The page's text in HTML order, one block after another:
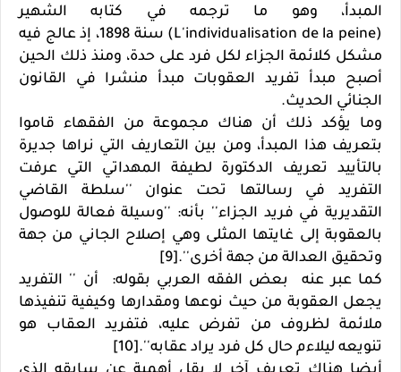
المبدأ، وهو ما ترجمه في كتابه الشهير
(L'individualisation de la peine) سنة 1898، إذ عالج فيه
مشكل كلائمة الجزاء لكل فرد على حدة، ومنذ ذلك الحين
أصبح مبدأ تفريد العقوبات مبدأ منشرا في القانون
الجنائي الحديث.
وما يؤكد ذلك أن هناك مجموعة من الفقهاء قاموا
بتعريف هذا المبدأ، ومن بين التعاريف التي نراها جديرة
بالتأييد تعريف الدكتورة لطيفة المهداتي التي عرفت
التفريد في رسالتها تحت عنوان ''سلطة القاضي
التقديرية في فريد الجزاء'' بأنه: ''وسيلة فعالة للوصول
بالعقوبة إلى غايتها المثلى وهي إصلاح الجاني من جهة
وتحقيق العدالة من جهة أخرى''.[9]
كما عبر عنه بعض الفقه العربي بقوله: أن '' التفريد
يجعل العقوبة من حيث نوعها ومقدارها وكيفية تنفيذها
ملائمة لظروف من تفرض عليه، فتفريد العقاب هو
تنويعه ليلاءم حال كل فرد يراد عقابه''.[10]